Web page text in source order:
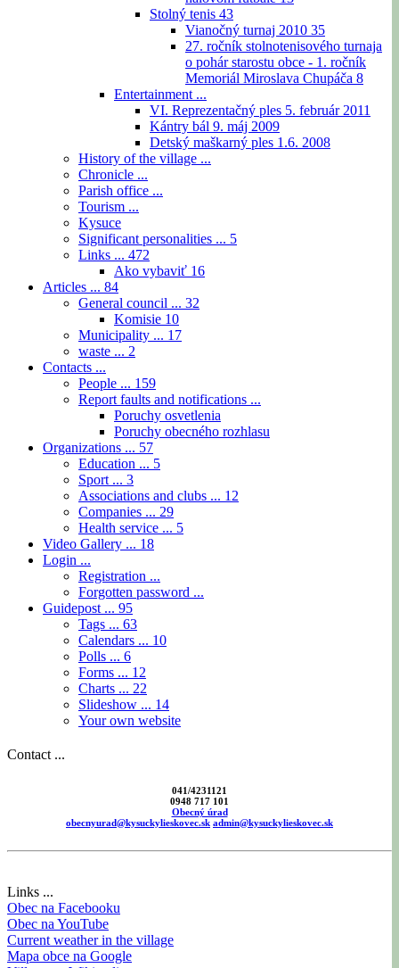
Stolný tenis 43
Vianočný turnaj 2010 35
27. ročník stolnotenisového turnaja
o pohár starostu obce - 1. ročník
Memoriál Miroslava Chupáča 8
Entertainment ...
VI. Reprezentačný ples 5. február 2011
Kántry bál 9. máj 2009
Detský maškarný ples 1.6. 2008
History of the village ...
Chronicle ...
Parish office ...
Tourism ...
Kysuce
Significant personalities ... 5
Links ... 472
Ako vybaviť 16
Articles ... 84
General council ... 32
Komisie 10
Municipality ... 17
waste ... 2
Contacts ...
People ... 159
Report faults and notifications ...
Poruchy osvetlenia
Poruchy obecného rozhlasu
Organizations ... 57
Education ... 5
Sport ... 3
Associations and clubs ... 12
Companies ... 29
Health service ... 5
Video Gallery ... 18
Login ...
Registration ...
Forgotten password ...
Guidepost ... 95
Tags ... 63
Calendars ... 10
Polls ... 6
Forms ... 12
Charts ... 22
Slideshow ... 14
Your own website
Contact ...
041/4231121
0948 717 101
Obecný úrad
obecnyurad@kysuckylieskovec.sk admin@kysuckylieskovec.sk
Links ...
Obec na Facebooku
Obec na YouTube
Current weather in the village
Mapa obce na Google